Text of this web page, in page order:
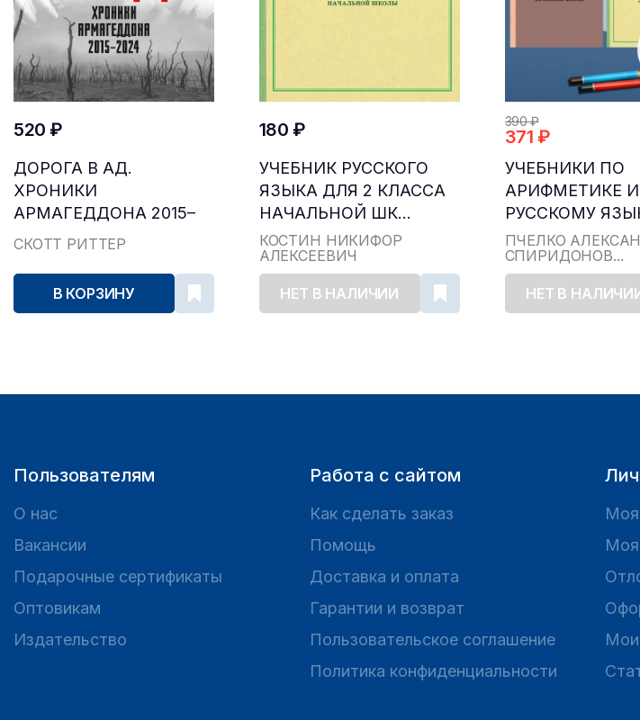
520 ₽
ДОРОГА В АД.
ХРОНИКИ
АРМАГЕДДОНА 2015–
2024
СКОТТ РИТТЕР
В КОРЗИНУ
180 ₽
УЧЕБНИК РУССКОГО
ЯЗЫКА ДЛЯ 2 КЛАССА
НАЧАЛЬНОЙ ШК...
КОСТИН НИКИФОР
АЛЕКСЕЕВИЧ
НЕТ В НАЛИЧИИ
390 ₽
371 ₽
УЧЕБНИКИ ПО
АРИФМЕТИКЕ И
РУССКОМУ
КЛАСС...
ПЧЁЛКО
СПИРИДОНОВ...
НЕТ В
Пользователям
О нас
Вакансии
Подарочные сертификаты
Оптовикам
Издательство
Работа с сайтом
Как сделать заказ
Помощь
Доставка и оплата
Гарантии и возврат
Пользовательское соглашение
Политика конфиденциальности
Моя
Моя
Мои